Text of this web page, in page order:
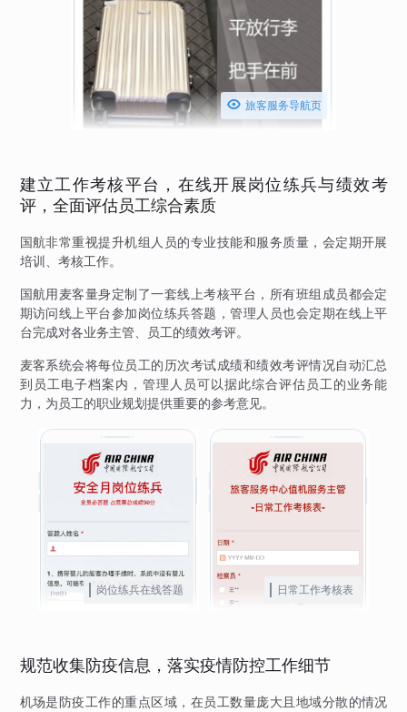
 旅客服务导航页
建立工作考核平台，在线开展岗位练兵与绩效考
评，全面评估员工综合素质
国航非常重视提升机组人员的专业技能和服务质量，会定期开展
培训、考核工作。
国航用麦客量身定制了一套线上考核平台，所有班组成员都会定
期访问线上平台参加岗位练兵答题，管理人员也会定期在线上平
台完成对各业务主管、员工的绩效考评。
麦客系统会将每位员工的历次考试成绩和绩效考评情况自动汇总
到员工电子档案内，管理人员可以据此综合评估员工的业务能
力，为员工的职业规划提供重要的参考意见。
岗位练兵在线答题 日常工作考核表
规范收集防疫信息，落实疫情防控工作细节
机场是防疫工作的重点区域，在员工数量庞大且地域分散的情况